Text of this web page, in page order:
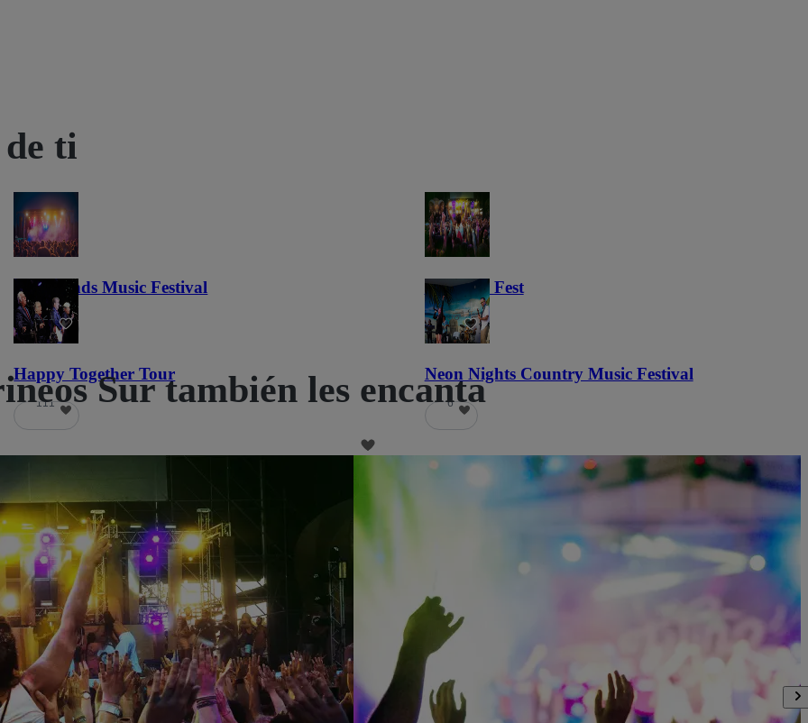
ti
Lost Lands Music Festival
121
Haunted Fest
58
Happy Together Tour
111
Neon Nights Country Music Festival
6
Sur también les encanta